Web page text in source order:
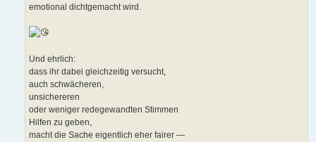
emotional dichtgemacht wird.
Und ehrlich:
dass ihr dabei gleichzeitig versucht,
auch schwächeren,
unsichereren
oder weniger redegewandten Stimmen
Hilfen zu geben,
macht die Sache eigentlich eher fairer —